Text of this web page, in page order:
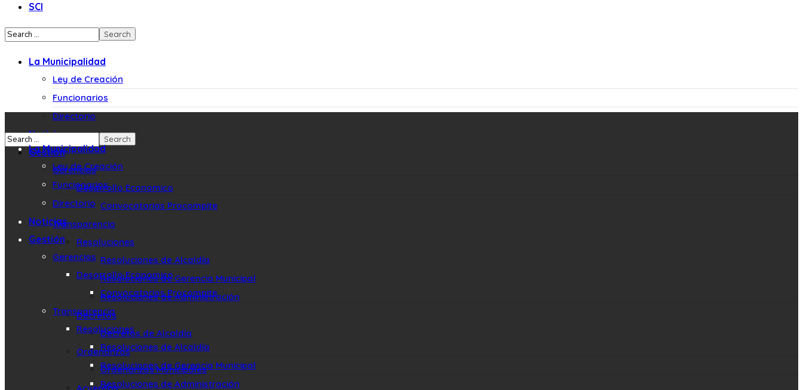
SCI
La Municipalidad
Ley de Creación
Funcionarios
Directorio
Noticias
Gestión
Gerencias
Desarrollo Economico
Convocatorias Procompite
Transparencia
Resoluciones
Resoluciones de Alcaldía
Resoluciones de Gerencia Municipal
Resoluciones de Administración
Decretos
Decretos de Alcaldía
Ordenanzas
Ordenanzas Municipales
La Municipalidad
Ley de Creación
Funcionarios
Directorio
Noticias
Gestión
Gerencias
Desarrollo Economico
Convocatorias Procompite
Transparencia
Resoluciones
Resoluciones de Alcaldía
Resoluciones de Gerencia Municipal
Resoluciones de Administración